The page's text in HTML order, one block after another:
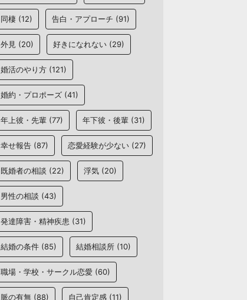
同棲 (12) 告白・アプローチ (91)
外見 (20) 好きになれない (29)
婚活のやり方 (121)
婚約・プロポーズ (41)
年上彼・先輩 (77) 年下彼・後輩 (31)
幸せ報告 (87) 恋愛経験が少ない (27)
既婚者の相談 (22) 浮気 (20)
男性の相談 (43)
発達障害・精神疾患 (31)
結婚の条件 (85) 結婚相談所 (10)
職場・学校・サークル恋愛 (60)
脈の有無 (88) 自己肯定感 (11)